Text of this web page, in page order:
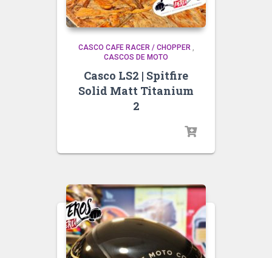
CASCO CAFE RACER / CHOPPER,
CASCOS DE MOTO
Casco LS2 | Spitfire
Solid Matt Titanium
2